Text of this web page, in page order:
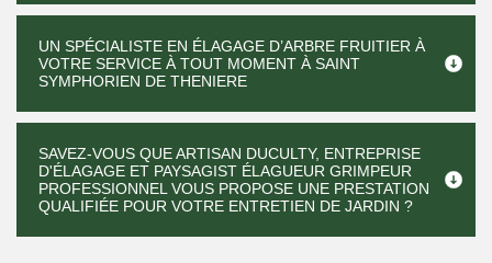
UN SPÉCIALISTE EN ÉLAGAGE D’ARBRE FRUITIER À
VOTRE SERVICE À TOUT MOMENT À SAINT
SYMPHORIEN DE THENIERE
SAVEZ-VOUS QUE ARTISAN DUCULTY, ENTREPRISE
D'ÉLAGAGE ET PAYSAGIST ÉLAGUEUR GRIMPEUR
PROFESSIONNEL VOUS PROPOSE UNE PRESTATION
QUALIFIÉE POUR VOTRE ENTRETIEN DE JARDIN ?